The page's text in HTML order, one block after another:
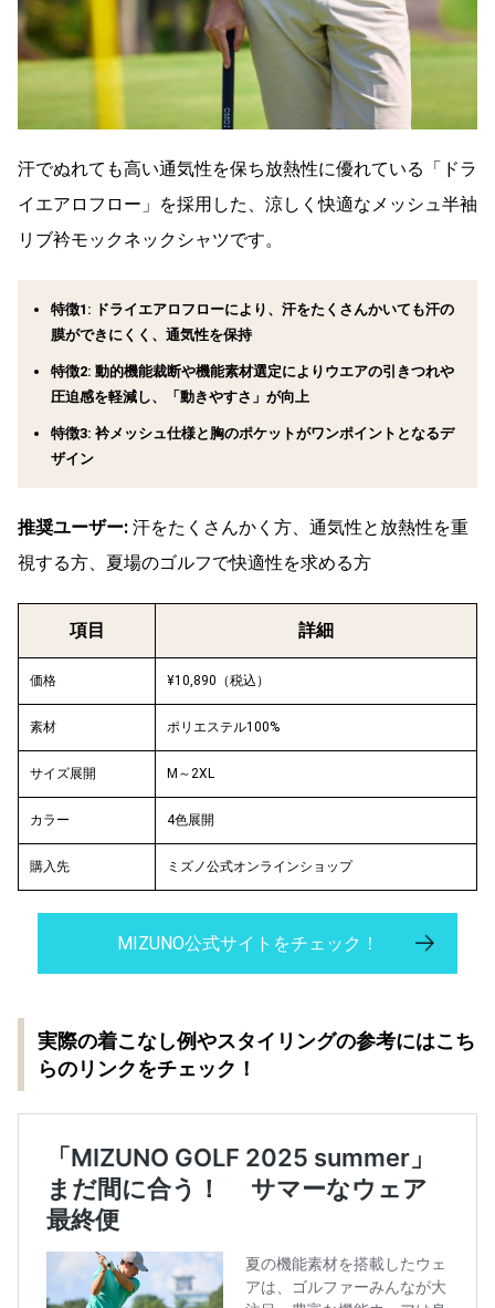
汗でぬれても高い通気性を保ち放熱性に優れている「ドラ
イエアロフロー」を採用した、涼しく快適なメッシュ半袖
リブ衿モックネックシャツです。
特徴1: ドライエアロフローにより、汗をたくさんかいても汗の
膜ができにくく、通気性を保持
特徴2: 動的機能裁断や機能素材選定によりウエアの引きつれや
圧迫感を軽減し、「動きやすさ」が向上
特徴3: 衿メッシュ仕様と胸のポケットがワンポイントとなるデ
ザイン
推奨ユーザー: 汗をたくさんかく方、通気性と放熱性を重
視する方、夏場のゴルフで快適性を求める方
項目 詳細
価格 ¥10,890（税込）
素材 ポリエステル100%
サイズ展開 M～2XL
カラー 4色展開
購入先 ミズノ公式オンラインショップ
MIZUNO公式サイトをチェック！
実際の着こなし例やスタイリングの参考にはこち
らのリンクをチェック！